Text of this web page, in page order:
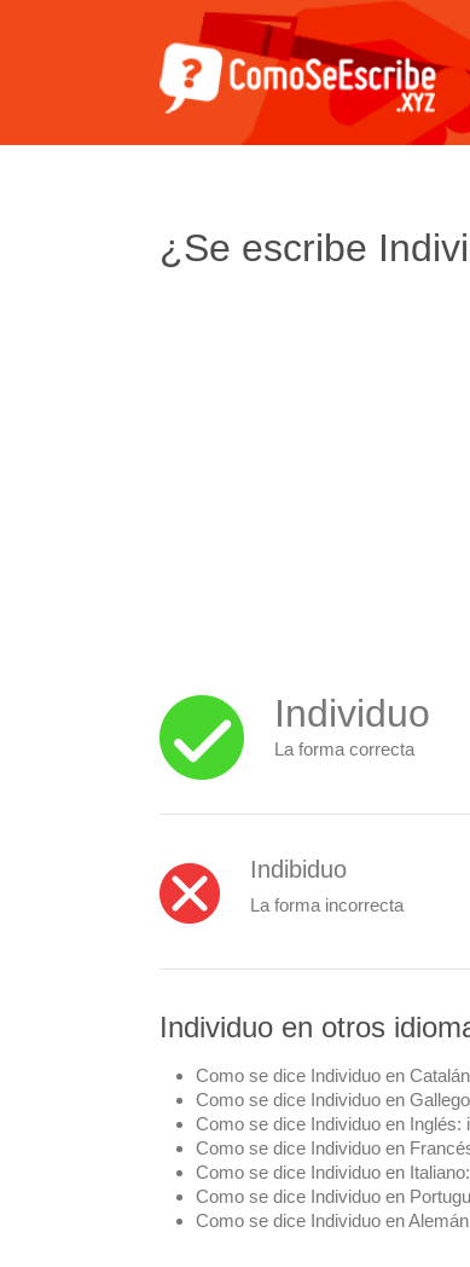
¿Se escribe
Individuo
La forma correcta
Indibiduo
La forma incorrecta
Individuo en otros
Como se dice Individuo en
Como se dice Individuo en
Como se dice Individuo en Inglés:
Como se dice Individuo en
Como se dice Individuo en Italiano:
Como se dice Individuo en
Como se dice Individuo en